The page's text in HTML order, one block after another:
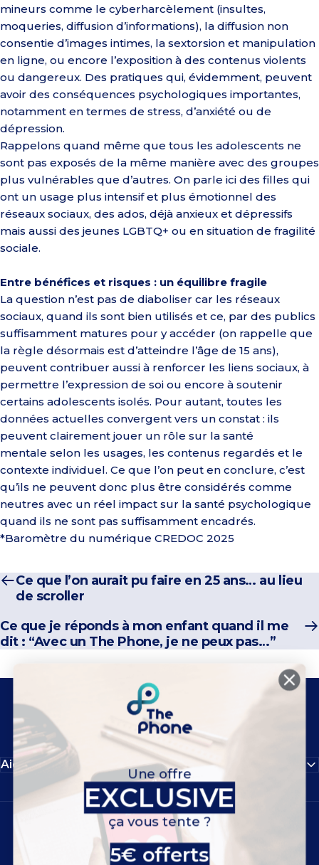
mineurs comme le cyberharcèlement (insultes,
moqueries, diffusion d’informations), la diffusion non
consentie d’images intimes, la sextorsion et manipulation
en ligne, ou encore l’exposition à des contenus violents
ou dangereux. Des pratiques qui, évidemment, peuvent
avoir des conséquences psychologiques importantes,
notamment en termes de stress, d’anxiété ou de
dépression.
Rappelons quand même que tous les adolescents ne
sont pas exposés de la même manière avec des groupes
plus vulnérables que d’autres. On parle ici des filles qui
ont un usage plus intensif et plus émotionnel des
réseaux sociaux, des ados, déjà anxieux et dépressifs
mais aussi des jeunes LGBTQ+ ou en situation de fragilité
sociale.
Entre bénéfices et risques : un équilibre fragile
La question n’est pas de diaboliser car les réseaux
sociaux, quand ils sont bien utilisés et ce, par des publics
suffisamment matures pour y accéder (on rappelle que
la règle désormais est d’atteindre l’âge de 15 ans),
peuvent contribuer aussi à renforcer les liens sociaux, à
permettre l’expression de soi ou encore à soutenir
certains adolescents isolés. Pour autant, toutes les
données actuelles convergent vers un constat : ils
peuvent clairement jouer un rôle sur la santé
mentale selon les usages, les contenus regardés et le
contexte individuel. Ce que l’on peut en conclure, c’est
qu’ils ne peuvent donc plus être considérés comme
neutres avec un réel impact sur la santé psychologique
quand ils ne sont pas suffisamment encadrés.
*Baromètre du numérique CREDOC 2025
Ce que l’on aurait pu faire en 25 ans… au lieu
de scroller
Ce que je réponds à mon enfant quand il me
dit : “Avec un The Phone, je ne peux pas…”
The Phone
Facebook
Instagram
YouTube
LinkedIn
Aide
Rejoignez le mouvement
Une offre
EXCLUSIVE
ça vous tente ?
5€ offerts